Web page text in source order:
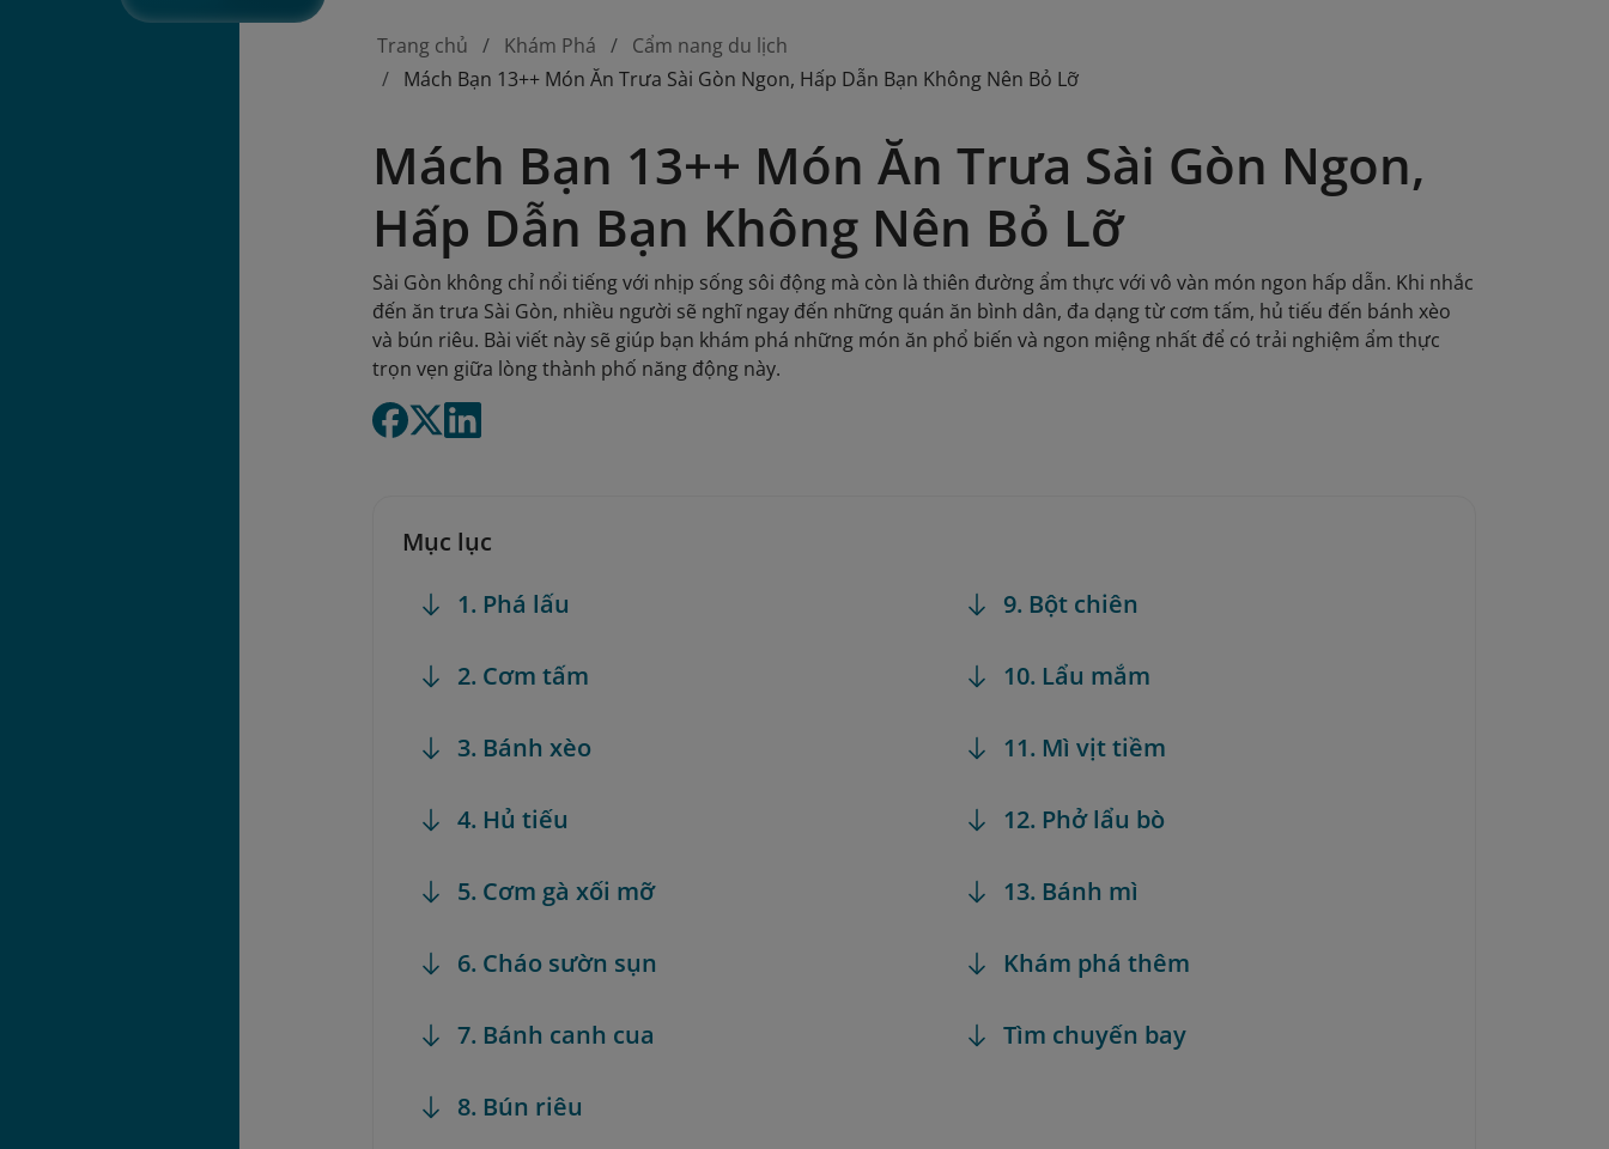
Trang chủ Khám Phá
Cẩm nang du lịch
Mách Bạn 13++ Món Ăn Trưa Sài Gòn Ngon, Hấp Dẫn Bạn Không Nên Bỏ Lỡ
Mách Bạn 13++ Món Ăn Trưa Sài Gòn Ngon,
Hấp Dẫn Bạn Không Nên Bỏ Lỡ
Sài Gòn không chỉ nổi tiếng với nhịp sống sôi động mà còn là thiên đường ẩm thực với vô vàn món ngon hấp dẫn. Khi nhắc
đến ăn trưa Sài Gòn, nhiều người sẽ nghĩ ngay đến những quán ăn bình dân, đa dạng từ cơm tấm, hủ tiếu đến bánh xèo
và bún riêu. Bài viết này sẽ giúp bạn khám phá những món ăn phổ biến và ngon miệng nhất để có trải nghiệm ẩm thực
trọn vẹn giữa lòng thành phố năng động này.
Mục lục
1. Phá lấu
2. Cơm tấm
3. Bánh xèo
4. Hủ tiếu
5. Cơm gà xối mỡ
6. Cháo sườn sụn
7. Bánh canh cua
8. Bún riêu
9. Bột chiên
10. Lẩu mắm
11. Mì vịt tiềm
12. Phở lẩu bò
13. Bánh mì
Khám phá thêm
Tìm chuyến bay